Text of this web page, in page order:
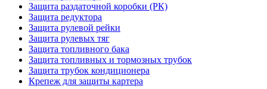
Защита раздаточной коробки (РК)
Защита редуктора
Защита рулевой рейки
Защита рулевых тяг
Защита топливного бака
Защита топливных и тормозных трубок
Защита трубок кондиционера
Крепеж для защиты картера